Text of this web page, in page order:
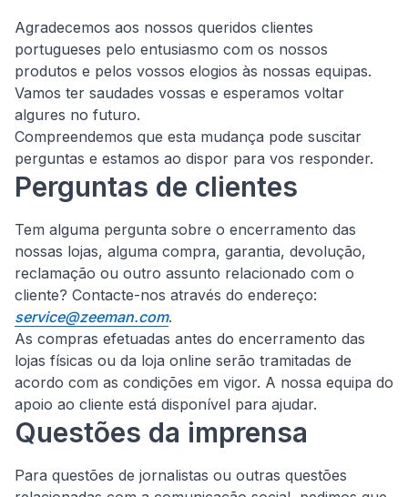
Homepage
Agradecemos aos nossos queridos clientes
portugueses pelo entusiasmo com os nossos
produtos e pelos vossos elogios às nossas equipas.
Vamos ter saudades vossas e esperamos voltar
algures no futuro.
Compreendemos que esta mudança pode suscitar
perguntas e estamos ao dispor para vos responder.
Perguntas de clientes
Tem alguma pergunta sobre o encerramento das
nossas lojas, alguma compra, garantia, devolução,
reclamação ou outro assunto relacionado com o
cliente? Contacte-nos através do endereço:
service@zeeman.com.
As compras efetuadas antes do encerramento das
lojas físicas ou da loja online serão tramitadas de
acordo com as condições em vigor. A nossa equipa do
apoio ao cliente está disponível para ajudar.
Questões da imprensa
Para questões de jornalistas ou outras questões